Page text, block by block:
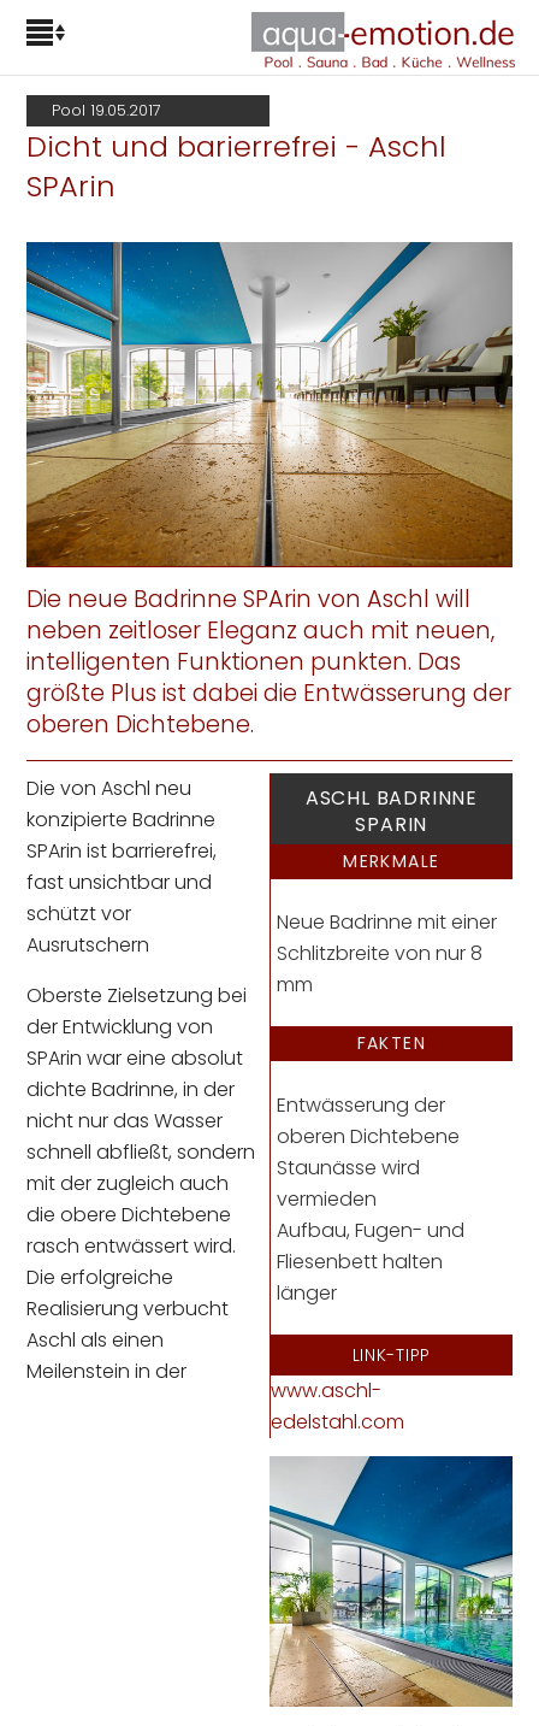
Pool 19.05.2017
Dicht und barierrefrei - Aschl
SPArin
Die neue Badrinne SPArin von Aschl will
neben zeitloser Eleganz auch mit neuen,
intelligenten Funktionen punkten. Das
größte Plus ist dabei die Entwässerung der
oberen Dichtebene.
ASCHL BADRINNE
SPARIN
MERKMALE
Neue Badrinne mit einer
Schlitzbreite von nur 8
mm
FAKTEN
Entwässerung der
oberen Dichtebene
Staunässe wird
vermieden
Aufbau, Fugen- und
Fliesenbett halten
länger
LINK-TIPP
www.aschl-
edelstahl.com
Die von Aschl neu
konzipierte Badrinne
SPArin ist barrierefrei,
fast unsichtbar und
schützt vor
Ausrutschern
Oberste Zielsetzung bei
der Entwicklung von
SPArin war eine absolut
dichte Badrinne, in der
nicht nur das Wasser
schnell abfließt, sondern
mit der zugleich auch
die obere Dichtebene
rasch entwässert wird.
Die erfolgreiche
Realisierung verbucht
Aschl als einen
Meilenstein in der